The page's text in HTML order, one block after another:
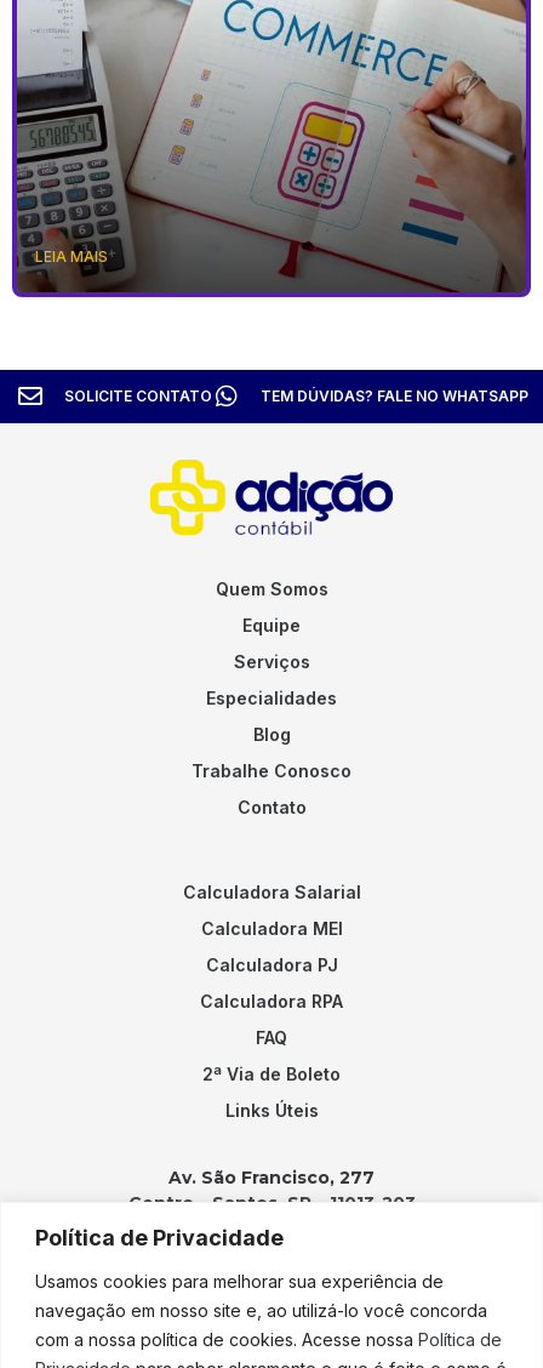
Política de Privacidade
Usamos cookies para melhorar sua experiência de
navegação em nosso site e, ao utilizá-lo você concorda
com a nossa política de cookies. Acesse nossa Política de
LEIA MAIS
SOLICITE CONTATO TEM DÚVIDAS? FALE NO WHATSAPP
Quem Somos
Equipe
Serviços
Especialidades
Blog
Trabalhe Conosco
Contato
Calculadora Salarial
Calculadora MEI
Calculadora PJ
Calculadora RPA
FAQ
2ª Via de Boleto
Links Úteis
Av. São Francisco, 277
Centro – Santos, SP – 11013-203
Contatos:
(13) 3202-2100
adicao@adicao.com.br